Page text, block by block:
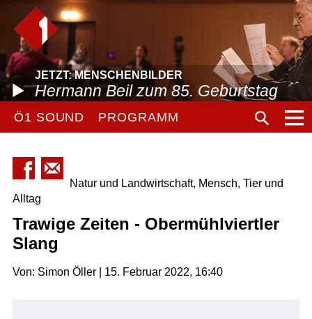
JETZT: MENSCHENBILDER
Hermann Beil zum 85. Geburtstag
Ö1 SOUND PROGRAMM
Natur und Landwirtschaft, Mensch, Tier und
Alltag
Trawige Zeiten - Obermühlviertler
Slang
Von: Simon Öller | 15. Februar 2022, 16:40